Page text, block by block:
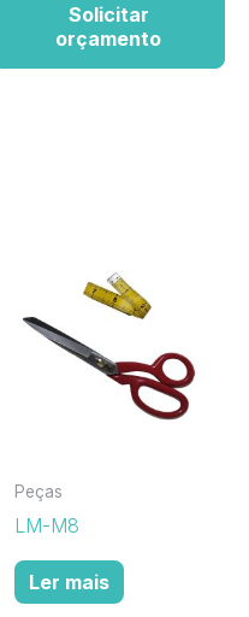
Solicitar
orçamento
Peças
LM-M8
Ler mais